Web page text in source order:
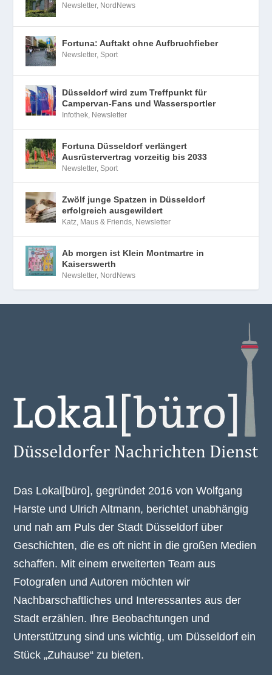
Newsletter, NordNews
Fortuna: Auftakt ohne Aufbruchfieber
Newsletter,Sport
Düsseldorf wird zum Treffpunkt für
Campervan-Fans und Wassersportler
Infothek, Newsletter
Fortuna Düsseldorf verlängert
Ausrüstervertrag vorzeitig bis 2033
Newsletter,Sport
Zwölf junge Spatzen in Düsseldorf
erfolgreich ausgewildert
Katz, Maus & Friends, Newsletter
Ab morgen ist Klein Montmartre in
Kaiserswerth
Newsletter, NordNews
Das Lokal[büro], gegründet 2016 von Wolfgang
Harste und Ulrich Altmann, berichtet unabhängig
und nah am Puls der Stadt Düsseldorf über
Geschichten, die es oft nicht in die großen Medien
schaffen. Mit einem erweiterten Team aus
Fotografen und Autoren möchten wir
Nachbarschaftliches und Interessantes aus der
Stadt erzählen. Ihre Beobachtungen und
Unterstützung sind uns wichtig, um Düsseldorf ein
Stück „Zuhause“ zu bieten.